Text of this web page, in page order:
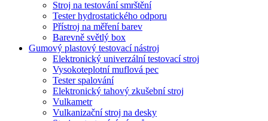
Stroj na testování smrštění
Tester hydrostatického odporu
Přístroj na měření barev
Barevně světlý box
Gumový plastový testovací nástroj
Elektronický univerzální testovací stroj
Vysokoteplotní muflová pec
Tester spalování
Elektronický tahový zkušební stroj
Vulkametr
Vulkanizační stroj na desky